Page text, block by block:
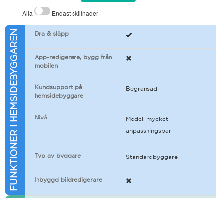
Alla Endast skillnader
FUNKTIONER I HEMSIDEBYGGAREN Dra & släpp
App-redigerare, bygg från
mobilen
Kundsupport på
hemsidebyggare
Begränsad
Nivå
Medel, mycket
anpassningsbar
Typ av byggare Standardbyggare
Inbyggd bildredigerare